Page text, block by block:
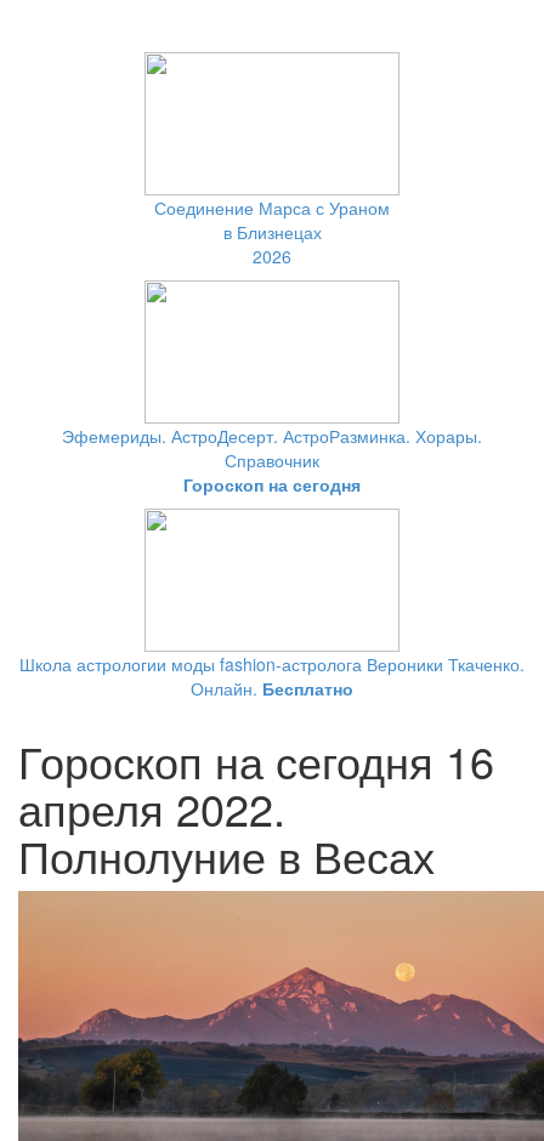
Соединение Марса с Ураном
в Близнецах
2026
Эфемериды. АстроДесерт. АстроРазминка. Хорары.
Справочник
Гороскоп на сегодня
Школа астрологии моды fashion-астролога Вероники Ткаченко.
Онлайн. Бесплатно
Гороскоп на сегодня 16
апреля 2022.
Полнолуние в Весах